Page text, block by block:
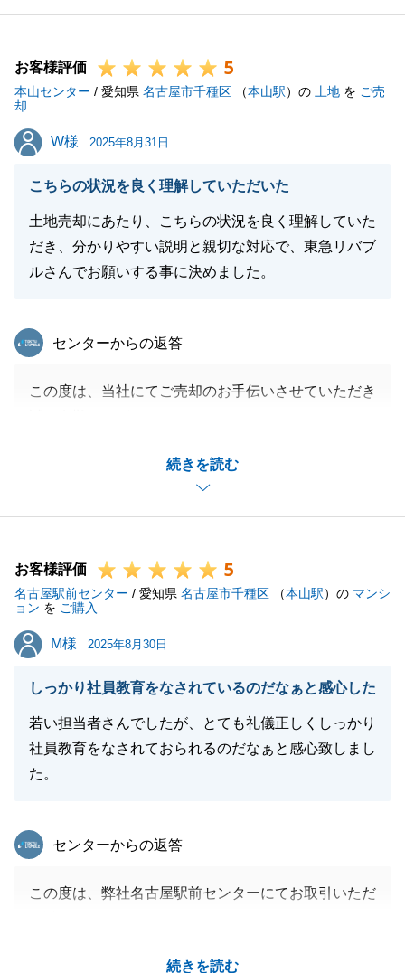
お客様にご満足いただけたことが、私共にとって何よ
N様の大切なお取引に携われたご縁に、心より感謝申
し上げます。
ださいませ。
閉じる
お客様評価 5
本山センター / 愛知県 名古屋市千種区 （本山駅）の 土地 を ご売
却
W様
W様 2025年8月31日
こちらの状況を良く理解していただいた
土地売却にあたり、こちらの状況を良く理解していた
だき、分かりやすい説明と親切な対応で、東急リバブ
ルさんでお願いする事に決めました。
続きを読む
東急リバブル
センターからの返答
この度は、当社にてご売却のお手伝いさせていただき
申し訳ございません。
また、不動産に関することでご相談事がございました
ら何なりと申しつけください。
く思います。
今後とも宜しくお願いいたします。
お客様評価 5
名古屋駅前センター / 愛知県 名古屋市千種区 （本山駅）の マンシ
ョン を ご購入
M様
M様 2025年8月30日
しっかり社員教育をなされているのだなぁと感心した
若い担当者さんでしたが、とても礼儀正しくしっかり
社員教育をなされておられるのだなぁと感心致しまし
た。
続きを読む
東急リバブル
センターからの返答
この度は、弊社名古屋駅前センターにてお取引いただ
応いただけましたこと、改めて御礼申し上げます。